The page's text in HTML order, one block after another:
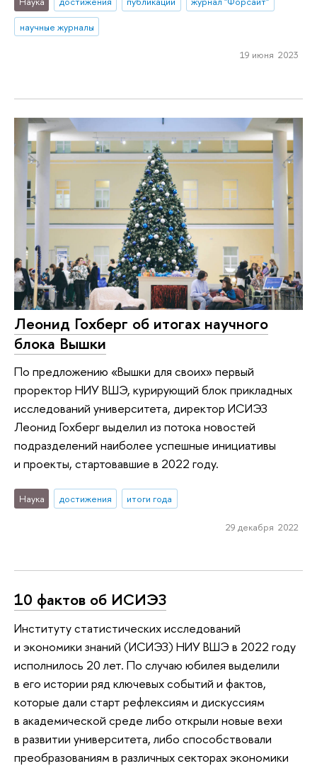
научные журналы
19 июня 2023
Леонид Гохберг об итогах научного
блока Вышки
По предложению «Вышки для своих» первый
проректор НИУ ВШЭ, курирующий блок прикладных
исследований университета, директор ИСИЭЗ
Леонид Гохберг выделил из потока новостей
подразделений наиболее успешные инициативы
и проекты, стартовавшие в 2022 году.
Наука достижения итоги года
29 декабря 2022
10 фактов об ИСИЭЗ
Институту статистических исследований
и экономики знаний (ИСИЭЗ) НИУ ВШЭ в 2022 году
исполнилось 20 лет. По случаю юбилея выделили
в его истории ряд ключевых событий и фактов,
которые дали старт рефлексиям и дискуссиям
в академической среде либо открыли новые вехи
в развитии университета, либо способствовали
преобразованиям в различных секторах экономики